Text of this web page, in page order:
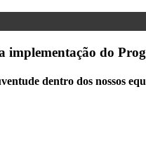
do
dentro dos nossos